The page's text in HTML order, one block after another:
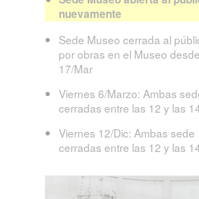
nuevamente
Sede Museo cerrada al
por obras en el Museo
17/Mar
Viernes 6/Marzo: Ambas
cerradas entre las 12 y las
Viernes 12/Dic: Ambas sede
cerradas entre las 12 y las